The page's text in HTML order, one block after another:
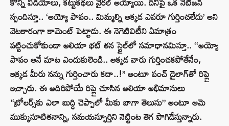
స్పందిస్తూ.. ‘అయ్యో పాపం.. మిమ్మల్ని అక్కడ ఎవరూ గుర్తించలేదు’ అని
వెటకారంగా కామెంట్ పెట్టాడు. ఈ నెగెటివిటీని ఏమాత్రం
పట్టించుకోకుండా అలియా భట్ తన స్టైల్‌లో సమాధానమిస్తూ.. ‘‘అయ్యో
పాపం అనే మాట ఎందుకులెండి.. అక్కడ వారు గుర్తించకపోతేనేం,
ఇక్కడ మీరు నన్ను గుర్తించారు కదా..!’’ అంటూ పంచ్ డైలాగ్‌తో రిప్లై
ఇచ్చారు. ఈ అదిరిపోయే రిప్లై చూసిన అలియా అభిమానులు
“ట్రోలర్స్‌కు ఎలా బుద్ధి చెప్పాలో మీకు బాగా తెలుసు” అంటూ ఆమె
ముక్కుసూటితనాన్ని, సమయస్ఫూర్తిని నెట్టింట తెగ పొగిడేస్తున్నారు.